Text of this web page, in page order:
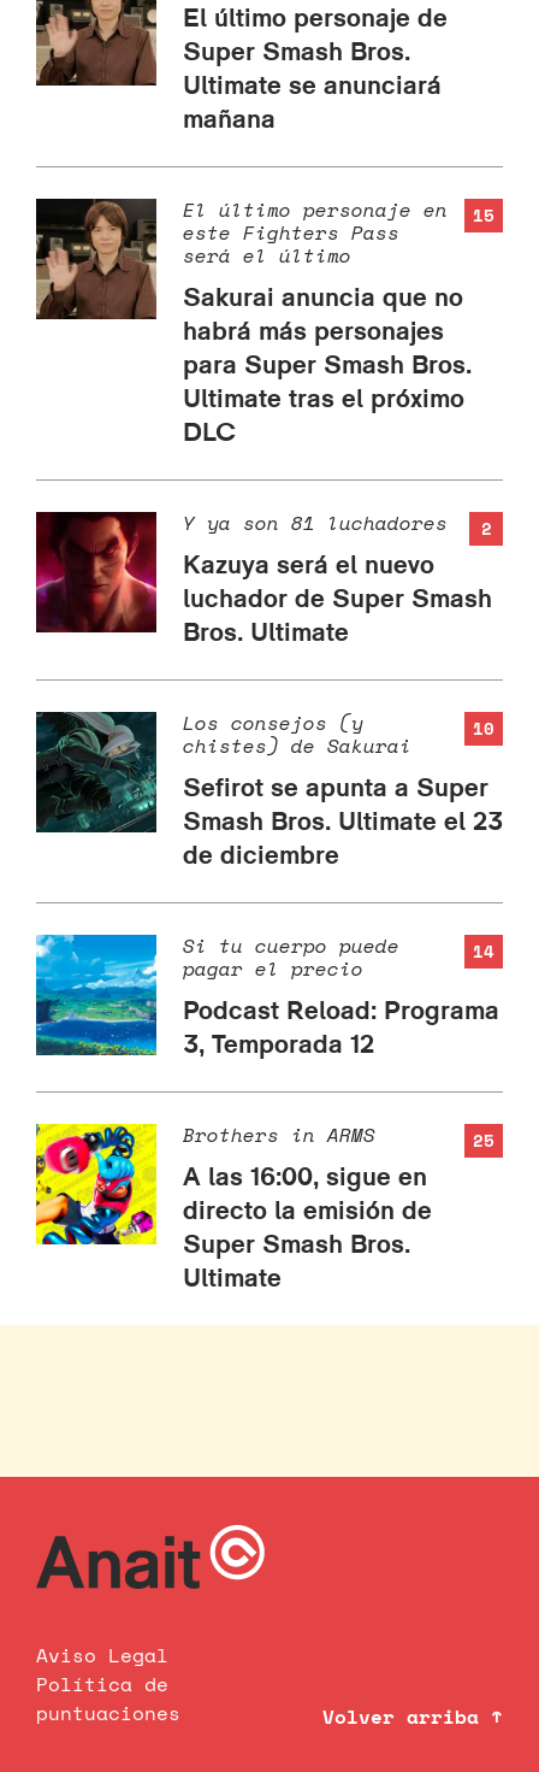
El último personaje de
Super Smash Bros.
Ultimate se anunciará
mañana
15
El último personaje en
este Fighters Pass
será el último
Sakurai anuncia que no
habrá más personajes
para Super Smash Bros.
Ultimate tras el próximo
DLC
2
Y ya son 81 luchadores
Kazuya será el nuevo
luchador de Super Smash
Bros. Ultimate
10
Los consejos (y
chistes) de Sakurai
Sefirot se apunta a Super
Smash Bros. Ultimate el 23
de diciembre
14
Si tu cuerpo puede
pagar el precio
Podcast Reload: Programa
3, Temporada 12
25
Brothers in ARMS
A las 16:00, sigue en
directo la emisión de
Super Smash Bros.
Ultimate
Aviso Legal
Política de
puntuaciones
Volver arriba ↑